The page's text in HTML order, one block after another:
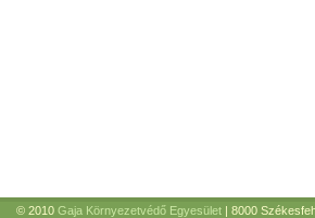
© 2010 Gaja Környezetvédő Egyesület | 8000